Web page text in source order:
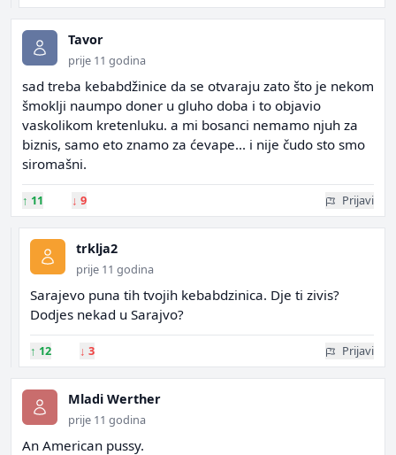
Tavor
prije 11 godina
sad treba kebabdžinice da se otvaraju zato što je nekom
šmoklji naumpo doner u gluho doba i to objavio
vaskolikom kretenluku. a mi bosanci nemamo njuh za
biznis, samo eto znamo za ćevape... i nije čudo sto smo
siromašni.
↑ 11 ↓ 9 Prijavi
trklja2
prije 11 godina
Sarajevo puna tih tvojih kebabdzinica. Dje ti zivis?
Dodjes nekad u Sarajvo?
↑ 12 ↓ 3 Prijavi
Mladi Werther
prije 11 godina
An American pussy.